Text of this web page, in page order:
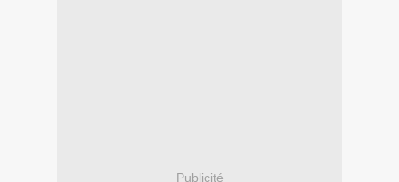
Publicité